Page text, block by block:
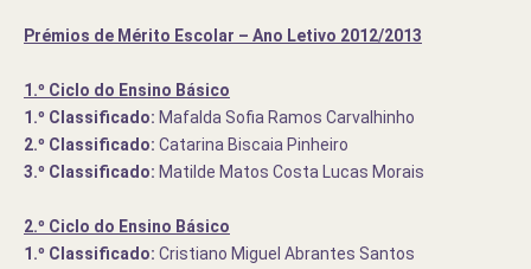
Prémios de Mérito Escolar – Ano Letivo 2012/2013
1.º Ciclo do Ensino Básico
1.º Classificado: Mafalda Sofia Ramos Carvalhinho
2.º Classificado: Catarina Biscaia Pinheiro
3.º Classificado: Matilde Matos Costa Lucas Morais
2.º Ciclo do Ensino Básico
1.º Classificado: Cristiano Miguel Abrantes Santos